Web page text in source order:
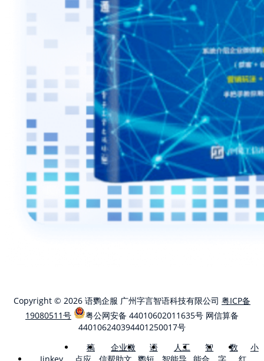
Copyright © 2026 语鹦企服 广州字言智语科技有限公司 粤ICP备
19080511号
粤公网安备 44010602011635号 网信算备
440106240394401250017号
稿
点应
企业微
信帮助文
语
鹦短
人工
智能导
智
能合
数
字
小
红